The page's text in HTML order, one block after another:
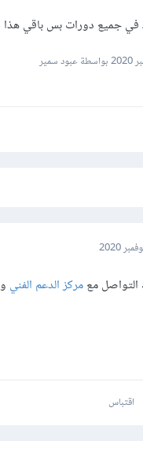
في جميع دورات بس باقي
بواسطة عبود سمير
معمركز الدعم الفني
اقتباس